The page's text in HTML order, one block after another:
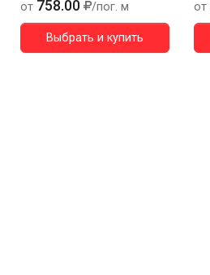
от 758.00 /пог. м
Выбрать и купить
от